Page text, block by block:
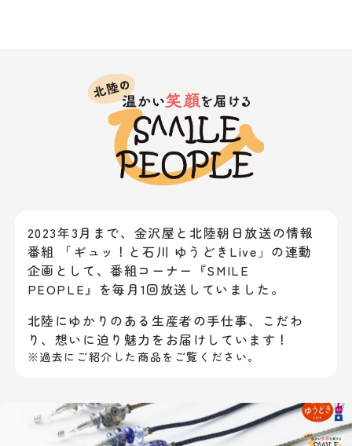
2023年3月まで、金沢屋と北陸朝日放送の情報
番組 「ギュッ！と石川 ゆうどきLive」の連動
企画として、番組コーナー『SMILE
PEOPLE』を毎月1回放送していました。
北陸にゆかりのある生産者の手仕事、こだわ
り、想いに迫り魅力をお届けしています！
※過去にご紹介した商品をご覧ください。